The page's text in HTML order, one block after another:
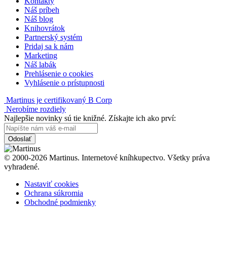
Náš príbeh
Náš blog
Knihovrátok
Partnerský systém
Pridaj sa k nám
Marketing
Náš labák
Prehlásenie o cookies
Vyhlásenie o prístupnosti
Martinus je certifikovaný B Corp
Nerobíme rozdiely
Najlepšie novinky sú tie knižné. Získajte ich ako prví:
Odoslať
© 2000-2026 Martinus. Internetové kníhkupectvo. Všetky práva
vyhradené.
Nastaviť cookies
Ochrana súkromia
Obchodné podmienky